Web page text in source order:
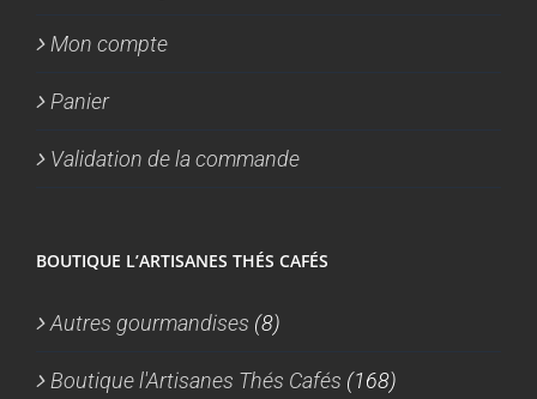
Mon compte
Panier
Validation de la commande
BOUTIQUE L’ARTISANES THÉS CAFÉS
Autres gourmandises (8)
Boutique l'Artisanes Thés Cafés (168)